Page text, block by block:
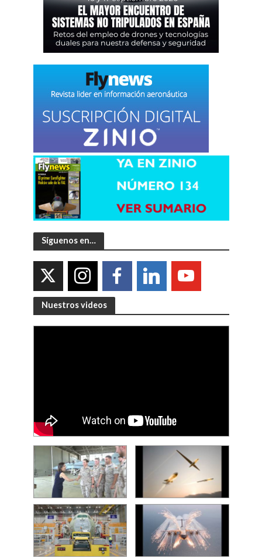
Síguenos en…
Nuestros videos